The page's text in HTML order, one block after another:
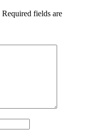
Required fields are